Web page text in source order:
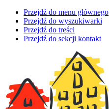
Przejdź do menu głównego
Przejdź do wyszukiwarki
Przejdź do treści
Przejdź do sekcji kontakt